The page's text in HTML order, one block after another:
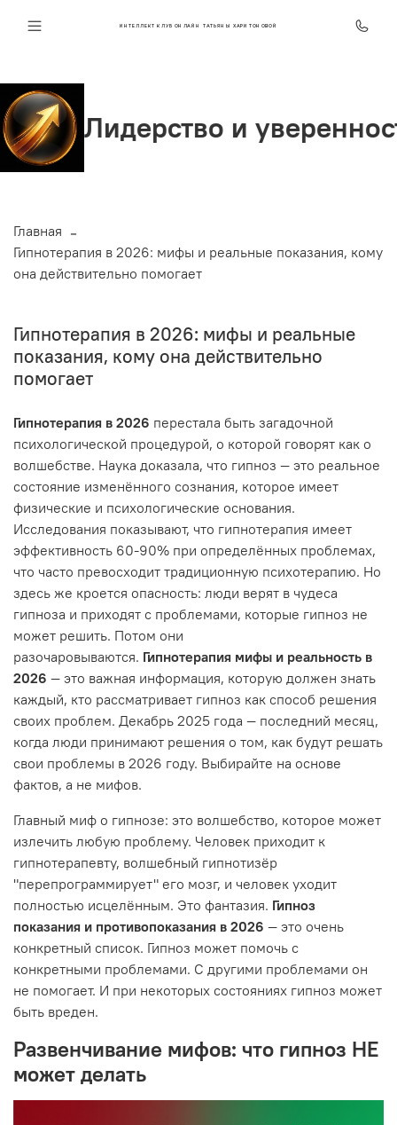
ИНТЕЛЛЕКТ КЛУБ ОНЛАЙН ТАТЬЯНЫ ХАРИТОНОВОЙ
и уверенность
Главная
Гипнотерапия в 2026: мифы и реальные показания, кому
она действительно помогает
Гипнотерапия в 2026: мифы и реальные
показания, кому она действительно
помогает
Гипнотерапия в 2026 перестала быть загадочной
психологической процедурой, о которой говорят как о
волшебстве. Наука доказала, что гипноз — это реальное
состояние изменённого сознания, которое имеет
физические и психологические основания.
Исследования показывают, что гипнотерапия имеет
эффективность 60-90% при определённых проблемах,
что часто превосходит традиционную психотерапию. Но
здесь же кроется опасность: люди верят в чудеса
гипноза и приходят с проблемами, которые гипноз не
может решить. Потом они
разочаровываются. Гипнотерапия мифы и реальность в
2026 — это важная информация, которую должен знать
каждый, кто рассматривает гипноз как способ решения
своих проблем. Декабрь 2025 года — последний месяц,
когда люди принимают решения о том, как будут решать
свои проблемы в 2026 году. Выбирайте на основе
фактов, а не мифов.
Главный миф о гипнозе: это волшебство, которое может
излечить любую проблему. Человек приходит к
гипнотерапевту, волшебный гипнотизёр
"перепрограммирует" его мозг, и человек уходит
полностью исцелённым. Это фантазия. Гипноз
показания и противопоказания в 2026 — это очень
конкретный список. Гипноз может помочь с
конкретными проблемами. С другими проблемами он
не помогает. И при некоторых состояниях гипноз может
быть вреден.
Развенчивание мифов: что гипноз НЕ
может делать